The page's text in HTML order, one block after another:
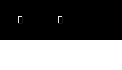
PřihlášeníNákupní